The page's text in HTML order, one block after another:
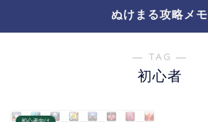
ぬけまる攻略メモ
― TAG ―
初心者